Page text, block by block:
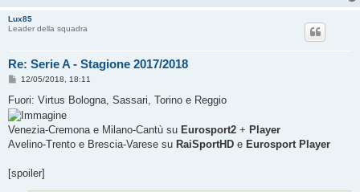
Lux85
Leader della squadra
Re: Serie A - Stagione 2017/2018
M
s
s
a
g
g
i
12/05/2018, 18:11
Fuori: Virtus Bologna, Sassari, Torino e Reggio
Venezia-Cremona e Milano-Cantù su Eurosport2 + Player
Avelino-Trento e Brescia-Varese su RaiSportHD e Eurosport Player
[spoiler]